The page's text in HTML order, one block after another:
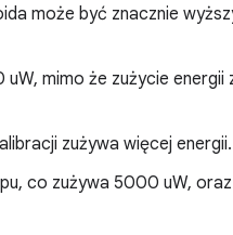
może być znacznie
mimo że zużycie energii
zużywa więcej energii.
co zużywa 5000 uW, oraz